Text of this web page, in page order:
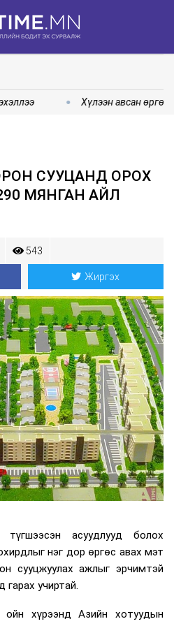
Хүлээн авсан
СУУЦАНД ОРОХ
МЯНГАН АЙЛ
543
Жиргэх
асуудлууд болох
нэг дор өргөс авах мэт
сууцжуулах ажлыг эрчимтэй
учиртай.
хүрээнд Азийн хотуудын